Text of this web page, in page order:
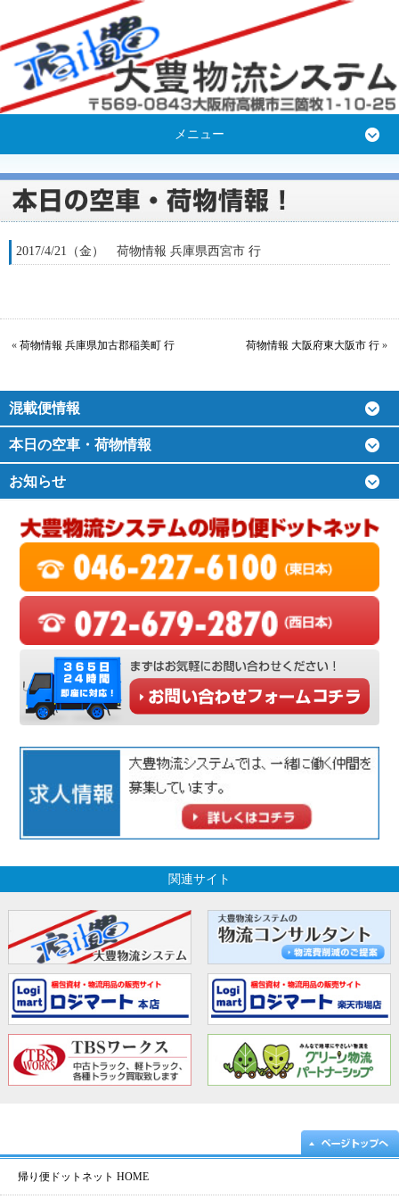
メニュー
2017/4/21（金） 荷物情報 兵庫県西宮市 行
« 荷物情報 兵庫県加古郡稲美町 行 荷物情報 大阪府東大阪市 行 »
混載便情報
本日の空車・荷物情報
お知らせ
関連サイト
帰り便ドットネット HOME